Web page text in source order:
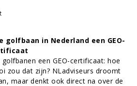
golfbaan in Nederland een GEO-
golfbanen een GEO-certificaat: hoe
zou dat zijn? NLadviseurs droomt
maar denkt ook direct na over de